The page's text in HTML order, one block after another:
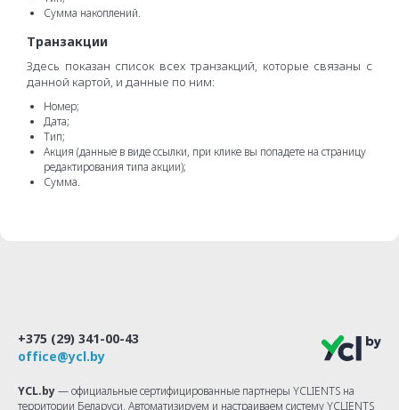
Сумма накоплений.
Транзакции
Здесь показан список всех транзакций, которые связаны с
данной картой, и данные по ним:
Номер;
Дата;
Тип;
Акция (данные в виде ссылки, при клике вы попадете на страницу
редактирования типа акции);
Сумма.
YCL.by— официальные сертифицированные партнеры YCLIENTS на
территории Беларуси. Автоматизируем и настраиваем систему YCLIENTS
+375 (29) 341-00-43
office@ycl.by